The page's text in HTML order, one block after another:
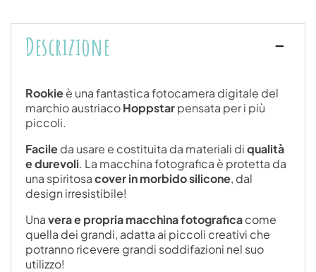
Descrizione
Rookieè una fantastica fotocamera digitale del
marchio austriacoHoppstarpensata per i più
piccoli.
Facileda usare e costituita da materiali diqualità
e durevoli. La macchina fotografica è protetta da
una spiritosacover in morbido silicone, dal
design irresistibile!
Unavera e propria macchina fotograficacome
quella dei grandi, adatta ai piccoli creativi che
potranno ricevere grandi soddifazioni nel suo
utilizzo!